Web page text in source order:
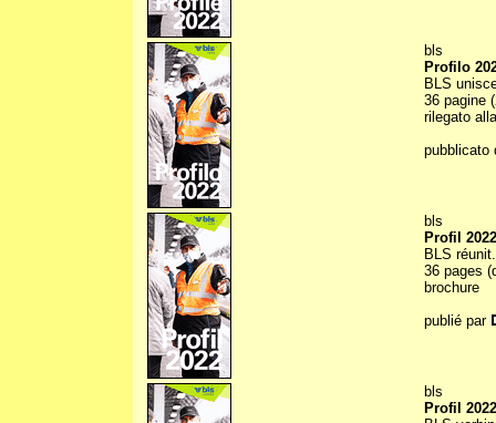
bls
Profilo
BLS
36 pagine
rilegato
pubblicato
bls
Profil 2022
BLS réunit.
36 pages
brochure
publié par
bls
Profil 2022